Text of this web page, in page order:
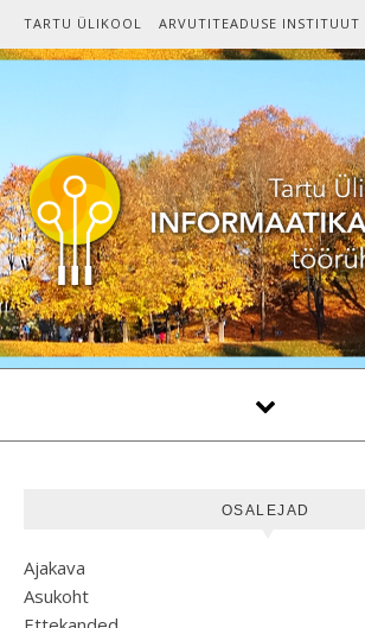
Skip to content
TARTU ÜLIKOOL ARVUTITEADUSE INSTITUUT
OSALEJAD
Ajakava
Asukoht